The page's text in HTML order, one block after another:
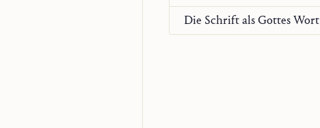
Die Schrift als Gottes Wort